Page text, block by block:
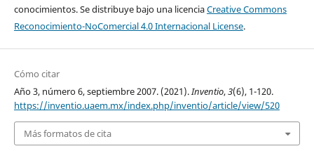
conocimientos. Se distribuye bajo una licenciaCreative Commons
Reconocimiento-NoComercial 4.0 Internacional License.
Cómo citar
Año 3, número 6, septiembre 2007. (2021). Inventio,3(6), 1-120.
https://inventio.uaem.mx/index.php/inventio/article/view/520
Más formatos de cita